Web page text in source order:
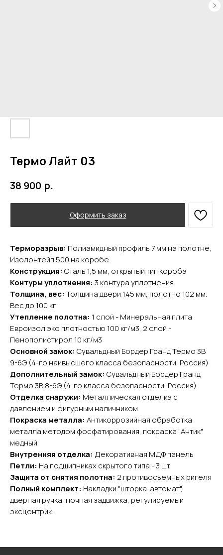
Термо Лайт 03
38 900 р.
Оформить заказ
Терморазрыв: Полиамидный профиль 7 мм на полотне,
Изолонтейп 500 на коробе
Конструкция: Сталь 1,5 мм, открытый тип короба
Контуры уплотнения: 3 контура уплотнения
Толщина, вес: Толщина двери 145 мм, полотно 102 мм.
Вес до 100 кг
Утепление полотна: 1 слой - Минеральная плита
Евроизол эко плотностью 100 кг/м3, 2 слой -
Пенополистирол 10 кг/м3
Основной замок: Сувальдный Бордер Гранд Термо 3В
9-6Э (4-го наивысшего класса безопасности, Россия)
Дополнительный замок: Сувальдный Бордер Гранд
Термо 3В 8-6Э (4-го класса безопасности, Россия)
Отделка снаружи: Металлическая отделка с
давлением и фигурным наличником
Покраска металла: Антикоррозийная обработка
металла методом фосфатирования, покраска "Антик"
медный
Внутренняя отделка: Декоративная МДФ панель
Петли: На подшипниках скрытого типа - 3 шт.
Защита от снятия полотна: 2 противосъемных ригеля
Полный комплект: Накладки "шторка-автомат",
дверная ручка, ночная задвижка, регулируемый
эксцентрик.
YURTA.DVERI
Контакты
О компании
Доставка и оплата
Акции
Фурнитура
Арки
Межкомнатные двери
Свяжитесь с нами
Входные двери
Главная
Каталог
Покупателям
ИП Яриш Ю.С.
ОГРНИП 324508100130132